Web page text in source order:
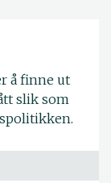
å finne ut
slik som